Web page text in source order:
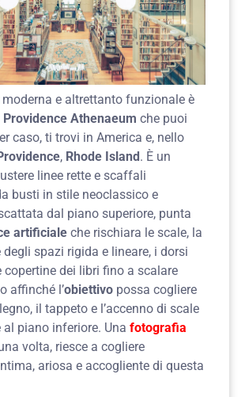
e altrettanto funzionale è
Athenaeum che puoi
caso, ti trovi in America e, nello
, Rhode Island. È un
linee rette e scaffali
busti in stile neoclassico e
dal piano superiore, punta
artificiale che rischiara le scale, la
spazi rigida e lineare, i dorsi
copertine dei libri fino a scalare
affinché l’obiettivo possa cogliere
il tappeto e l’accenno di scale
al piano inferiore. Una fotografia
volta, riesce a cogliere
ariosa e accogliente di questa